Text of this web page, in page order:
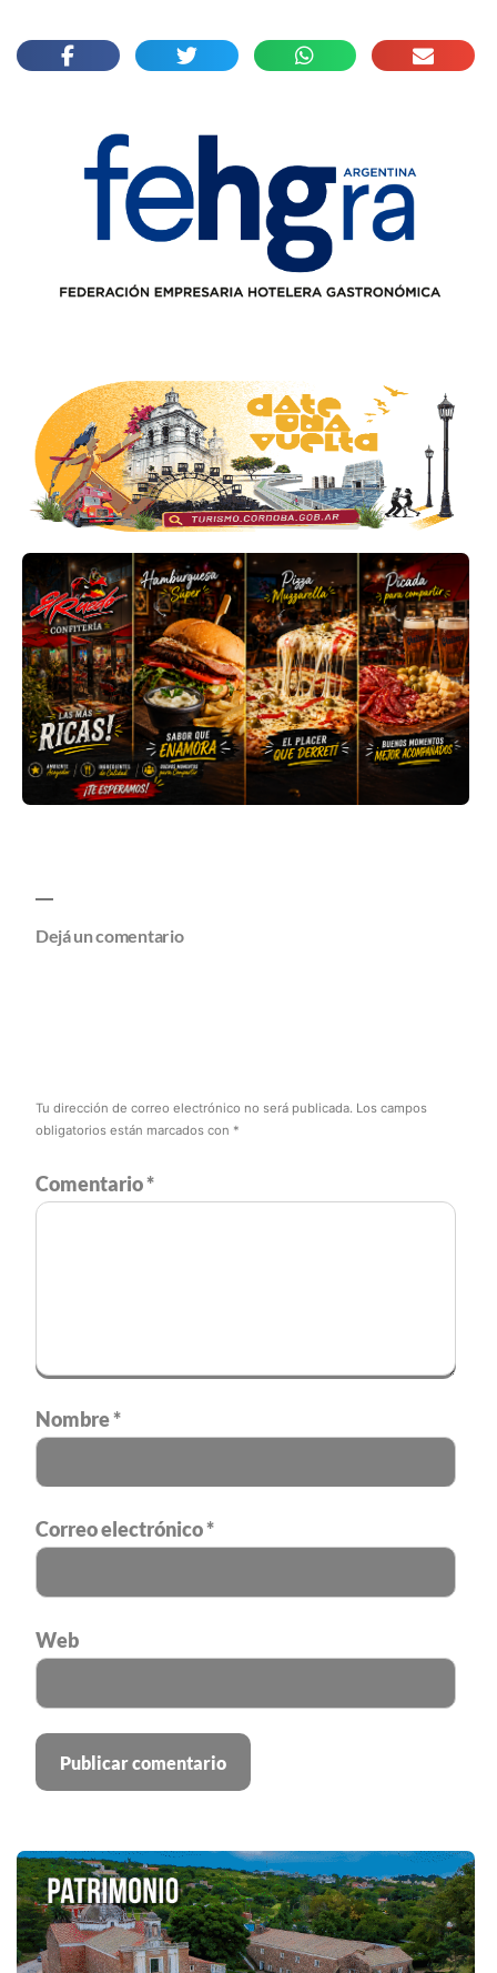
Dejá un comentario
Tu dirección de correo electrónico no será publicada. Los campos
obligatorios están marcados con *
Comentario*
Nombre*
Correo electrónico*
Web